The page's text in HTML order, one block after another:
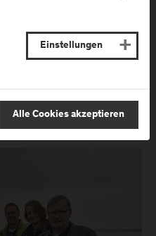
Einstellungen
Alle Cookies akzeptieren